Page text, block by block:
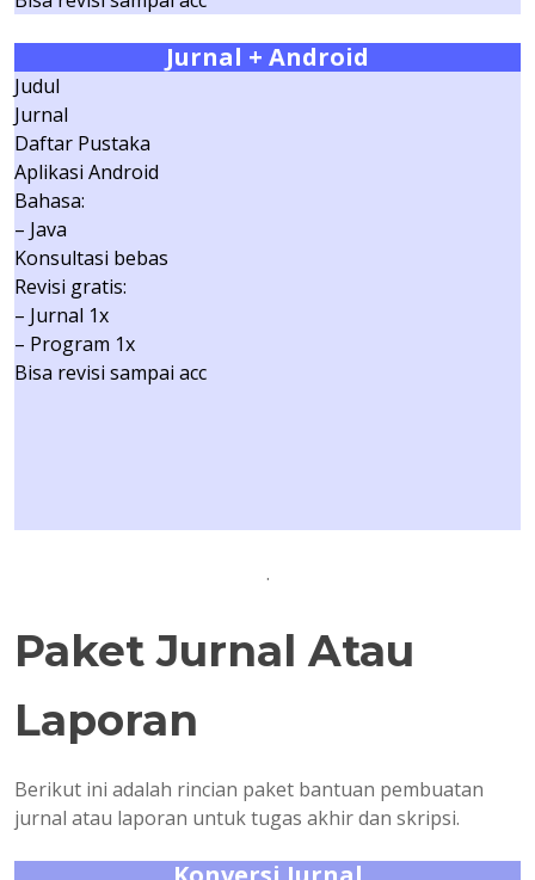
Jurnal + Android
Judul
Jurnal
Daftar Pustaka
Aplikasi Android
Bahasa:
– Java
Konsultasi bebas
Revisi gratis:
– Jurnal 1x
– Program 1x
Bisa revisi sampai acc
.
Paket Jurnal Atau
Laporan
Berikut ini adalah rincian paket bantuan pembuatan
jurnal atau laporan untuk tugas akhir dan skripsi.